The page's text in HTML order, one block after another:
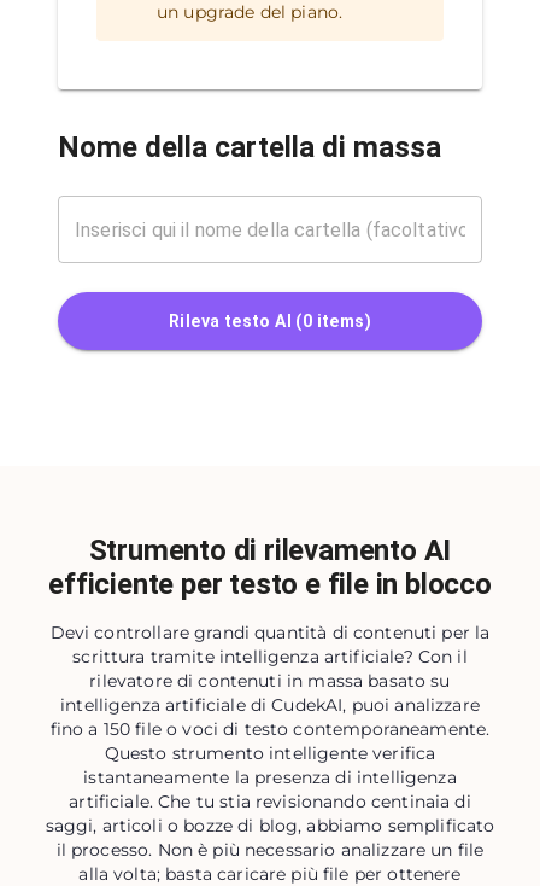
un upgrade del piano.
Nome della cartella di massa
Rileva testo AI (0 items)
Strumento di rilevamento AI
efficiente per testo e file in blocco
Devi controllare grandi quantità di contenuti per la
scrittura tramite intelligenza artificiale? Con il
rilevatore di contenuti in massa basato su
intelligenza artificiale di CudekAI, puoi analizzare
fino a 150 file o voci di testo contemporaneamente.
Questo strumento intelligente verifica
istantaneamente la presenza di intelligenza
artificiale. Che tu stia revisionando centinaia di
saggi, articoli o bozze di blog, abbiamo semplificato
il processo. Non è più necessario analizzare un file
alla volta; basta caricare più file per ottenere